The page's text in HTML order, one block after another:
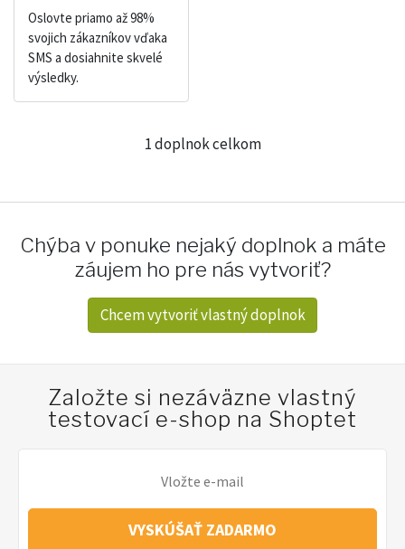
Oslovte priamo až 98%
svojich zákazníkov vďaka
SMS a dosiahnite skvelé
výsledky.
1 doplnok celkom
Chýba v ponuke nejaký doplnok a máte
záujem ho pre nás vytvoriť?
Chcem vytvoriť vlastný doplnok
Založte si nezáväzne vlastný
testovací e-shop na Shoptet
VYSKÚŠAŤ ZADARMO